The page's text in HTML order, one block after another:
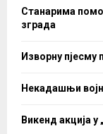
Станарима
зграда
Изворну пјесму
Некадашњи
Викенд акција